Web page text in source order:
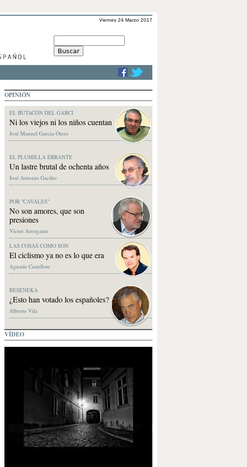
Viernes 24 Marzo 2017
OPINIÓN
EL BUTACÓN DEL GARCI
Ni los viejos ni los niños cuentan
José Manuel García-Otero
EL PLUMILLA ERRANTE
Un lastre brutal de ochenta años
José Antonio Gaciño
POR "CAVALES"
No son amores, que son
presiones
Víctor Arrogante
LAS COSAS COMO SON
El ciclismo ya no es lo que era
Agustín Castellote
RESENEKA
¿Esto han votado los españoles?
Alberto Vila
VÍDEO